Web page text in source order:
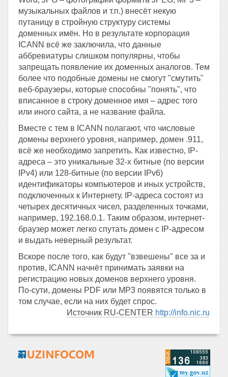
музыкальных файлов и т.п.) внесёт некую
путаницу в стройную структуру системы
доменных имён. Но в результате корпорация
IСАNN всё же заключила, что данные
аббревиатуры слишком популярны, чтобы
запрещать появление их доменных аналогов. Тем
более что подобные домены не смогут "смутить"
веб-браузеры, которые способны "понять", что
вписанное в строку доменное имя – адрес того
или иного сайта, а не название файла.
Вместе с тем в ICANN полагают, что числовые
домены верхнего уровня, например, домен .911,
всё же необходимо запретить. Как известно, IP-
адреса – это уникальные 32-х битные (по версии
IPv4) или 128-битные (по версии IPv6)
идентификаторы компьютеров и иных устройств,
подключенных к Интернету. IP-адреса состоят из
четырех десятичных чисел, разделенных точками,
например, 192.168.0.1. Таким образом, интернет-
браузер может легко спутать домен с IP-адресом
и выдать неверный результат.
Вскоре после того, как будут "взвешены" все за и
против, ICANN начнёт принимать заявки на
регистрацию новых доменов верхнего уровня.
По-сути, домены PDF или МР3 появятся только в
том случае, если на них будет спрос.
Источник RU-CENTER http://info.nic.ru